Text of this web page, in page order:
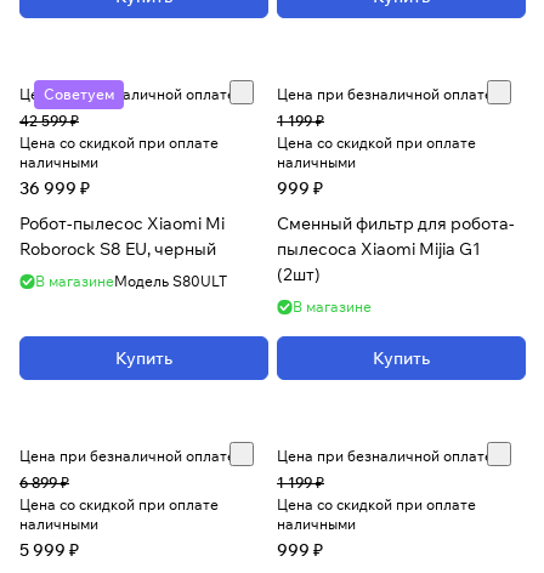
Советуем
Цена при безналичной оплате
42 599 ₽
Цена со скидкой при оплате
наличными
36 999 ₽
Робот-пылесос Xiaomi Mi
Roborock S8 EU, черный
В магазинеМодель S80ULT
Купить
Цена при безналичной оплате
1 199 ₽
Цена со скидкой при оплате
наличными
999 ₽
Сменный фильтр для робота-
пылесоса Xiaomi Mijia G1
(2шт)
В магазине
Купить
Цена при безналичной оплате
6 899 ₽
Цена со скидкой при оплате
наличными
5 999 ₽
Цена при безналичной оплате
1 199 ₽
Цена со скидкой при оплате
наличными
999 ₽